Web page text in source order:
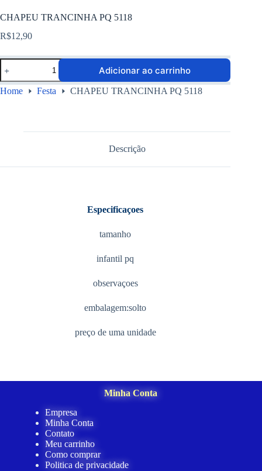
CHAPEU TRANCINHA PQ 5118
R$12,90
Adicionar ao carrinho
Home Festa CHAPEU TRANCINHA PQ 5118
Descrição
Especificaçoes
tamanho
infantil pq
observaçoes
embalagem:solto
preço de uma unidade
Minha Conta
Empresa
Minha Conta
Contato
Meu carrinho
Como comprar
Politica de privacidade